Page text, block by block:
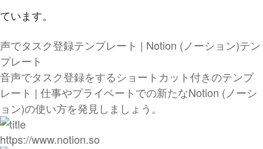
ています。
声でタスク登録テンプレート | Notion (ノーション)テン
プレート
音声でタスク登録をするショートカット付きのテンプ
レート | 仕事やプライベートでの新たなNotion (ノーシ
ョン)の使い方を発見しましょう。
https://www.notion.so